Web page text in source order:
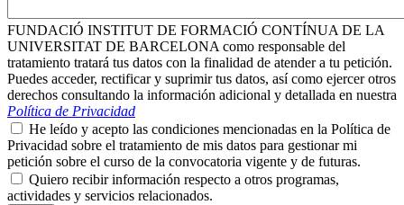
FUNDACIÓ INSTITUT DE FORMACIÓ CONTÍNUA DE LA
UNIVERSITAT DE BARCELONA como responsable del
tratamiento tratará tus datos con la finalidad de atender a tu petición.
Puedes acceder, rectificar y suprimir tus datos, así como ejercer otros
derechos consultando la información adicional y detallada en nuestra
Política de Privacidad
He leído y acepto las condiciones mencionadas en la Política de
Privacidad sobre el tratamiento de mis datos para gestionar mi
petición sobre el curso de la convocatoria vigente y de futuras.
Quiero recibir información respecto a otros programas,
actividades y servicios relacionados.